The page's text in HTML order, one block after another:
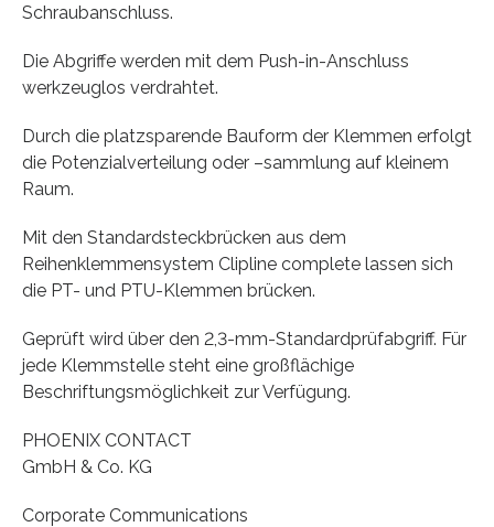
Schraubanschluss.
Die Abgriffe werden mit dem Push-in-Anschluss
werkzeuglos verdrahtet.
Durch die platzsparende Bauform der Klemmen erfolgt
die Potenzialverteilung oder –sammlung auf kleinem
Raum.
Mit den Standardsteckbrücken aus dem
Reihenklemmensystem Clipline complete lassen sich
die PT- und PTU-Klemmen brücken.
Geprüft wird über den 2,3-mm-Standardprüfabgriff. Für
jede Klemmstelle steht eine großflächige
Beschriftungsmöglichkeit zur Verfügung.
PHOENIX CONTACT
GmbH & Co. KG
Corporate Communications